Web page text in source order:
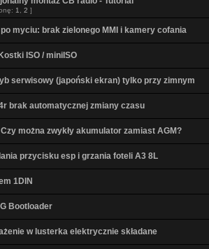
1 2 ]
myciu: brak zielonego MMI i kamery cofania
ISO / miniISO
serwisowy (japoński ekran) tylko przy zimnym
brak automatycznej zmiany czasu
można zwykły akumulator zamiast AGM?
przycisku esp i grzania foteli A3 8L
1DIN
Bootloader
w lusterka elektrycznie składane